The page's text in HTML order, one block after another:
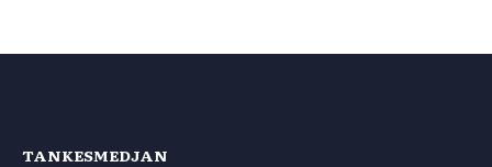
TANKESMEDJAN